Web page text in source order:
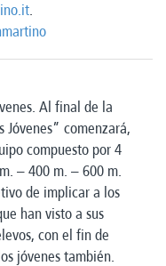
Al final de la
comenzará,
compuesto por 4
– 400 m. – 600 m.
de implicar a los
han visto a sus
con el fin de
jóvenes también.